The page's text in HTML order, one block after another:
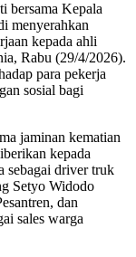
bersama Kepala
menyerahkan
kepada ahli
Rabu (29/4/2026).
para pekerja
sosial bagi
jaminan kematian
kepada
sebagai driver truk
Setyo Widodo
dan
sales warga